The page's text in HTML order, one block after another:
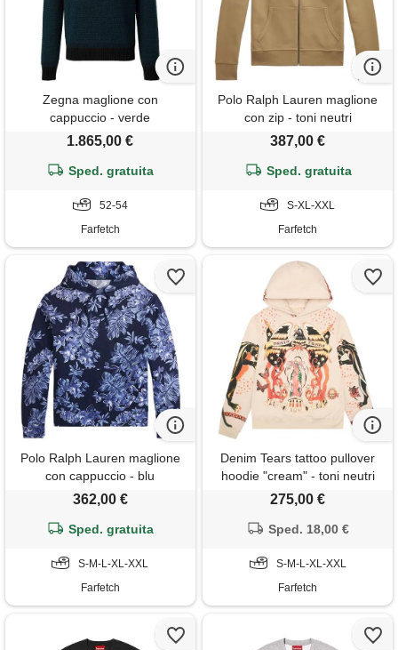
Zegna maglione con
cappuccio - verde
1.865,00 €
Sped. gratuita
52-54
Farfetch
Polo Ralph Lauren maglione
con zip - toni neutri
387,00 €
Sped. gratuita
S-XL-XXL
Farfetch
Polo Ralph Lauren maglione
con cappuccio - blu
362,00 €
Sped. gratuita
S-M-L-XL-XXL
Farfetch
Denim Tears tattoo pullover
hoodie "cream" - toni neutri
275,00 €
Sped. 18,00 €
S-M-L-XL-XXL
Farfetch